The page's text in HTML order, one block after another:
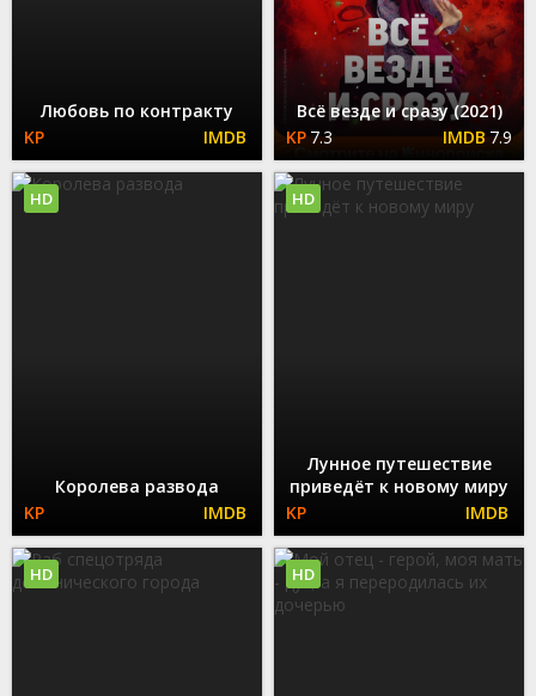
Любовь по контракту
Всё везде и сразу (2021)
7.3
7.9
Королева развода
HD
Лунное путешествие
приведёт к новому миру
HD
HD HD